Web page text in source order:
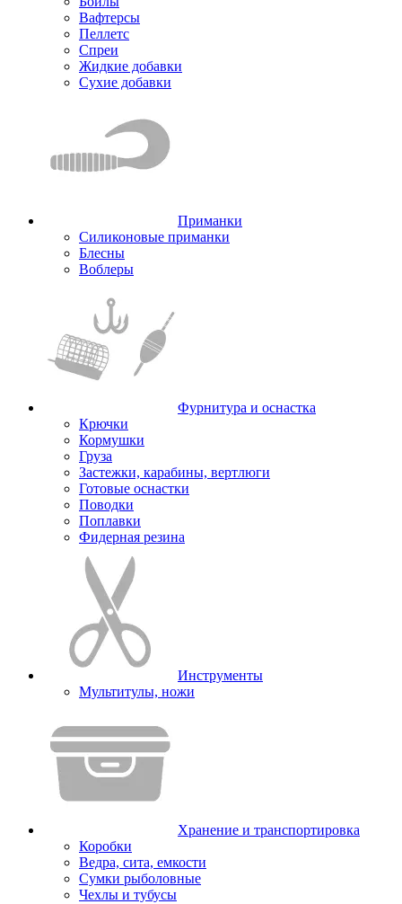
Вафтерсы
Пеллетс
Спреи
Жидкие добавки
Сухие добавки
Приманки
Силиконовые приманки
Блесны
Воблеры
Фурнитура и оснастка
Крючки
Кормушки
Груза
Застежки, карабины, вертлюги
Готовые оснастки
Поводки
Поплавки
Фидерная резина
Инструменты
Мультитулы, ножи
Хранение и транспортировка
Коробки
Ведра, сита, емкости
Сумки рыболовные
Чехлы и тубусы